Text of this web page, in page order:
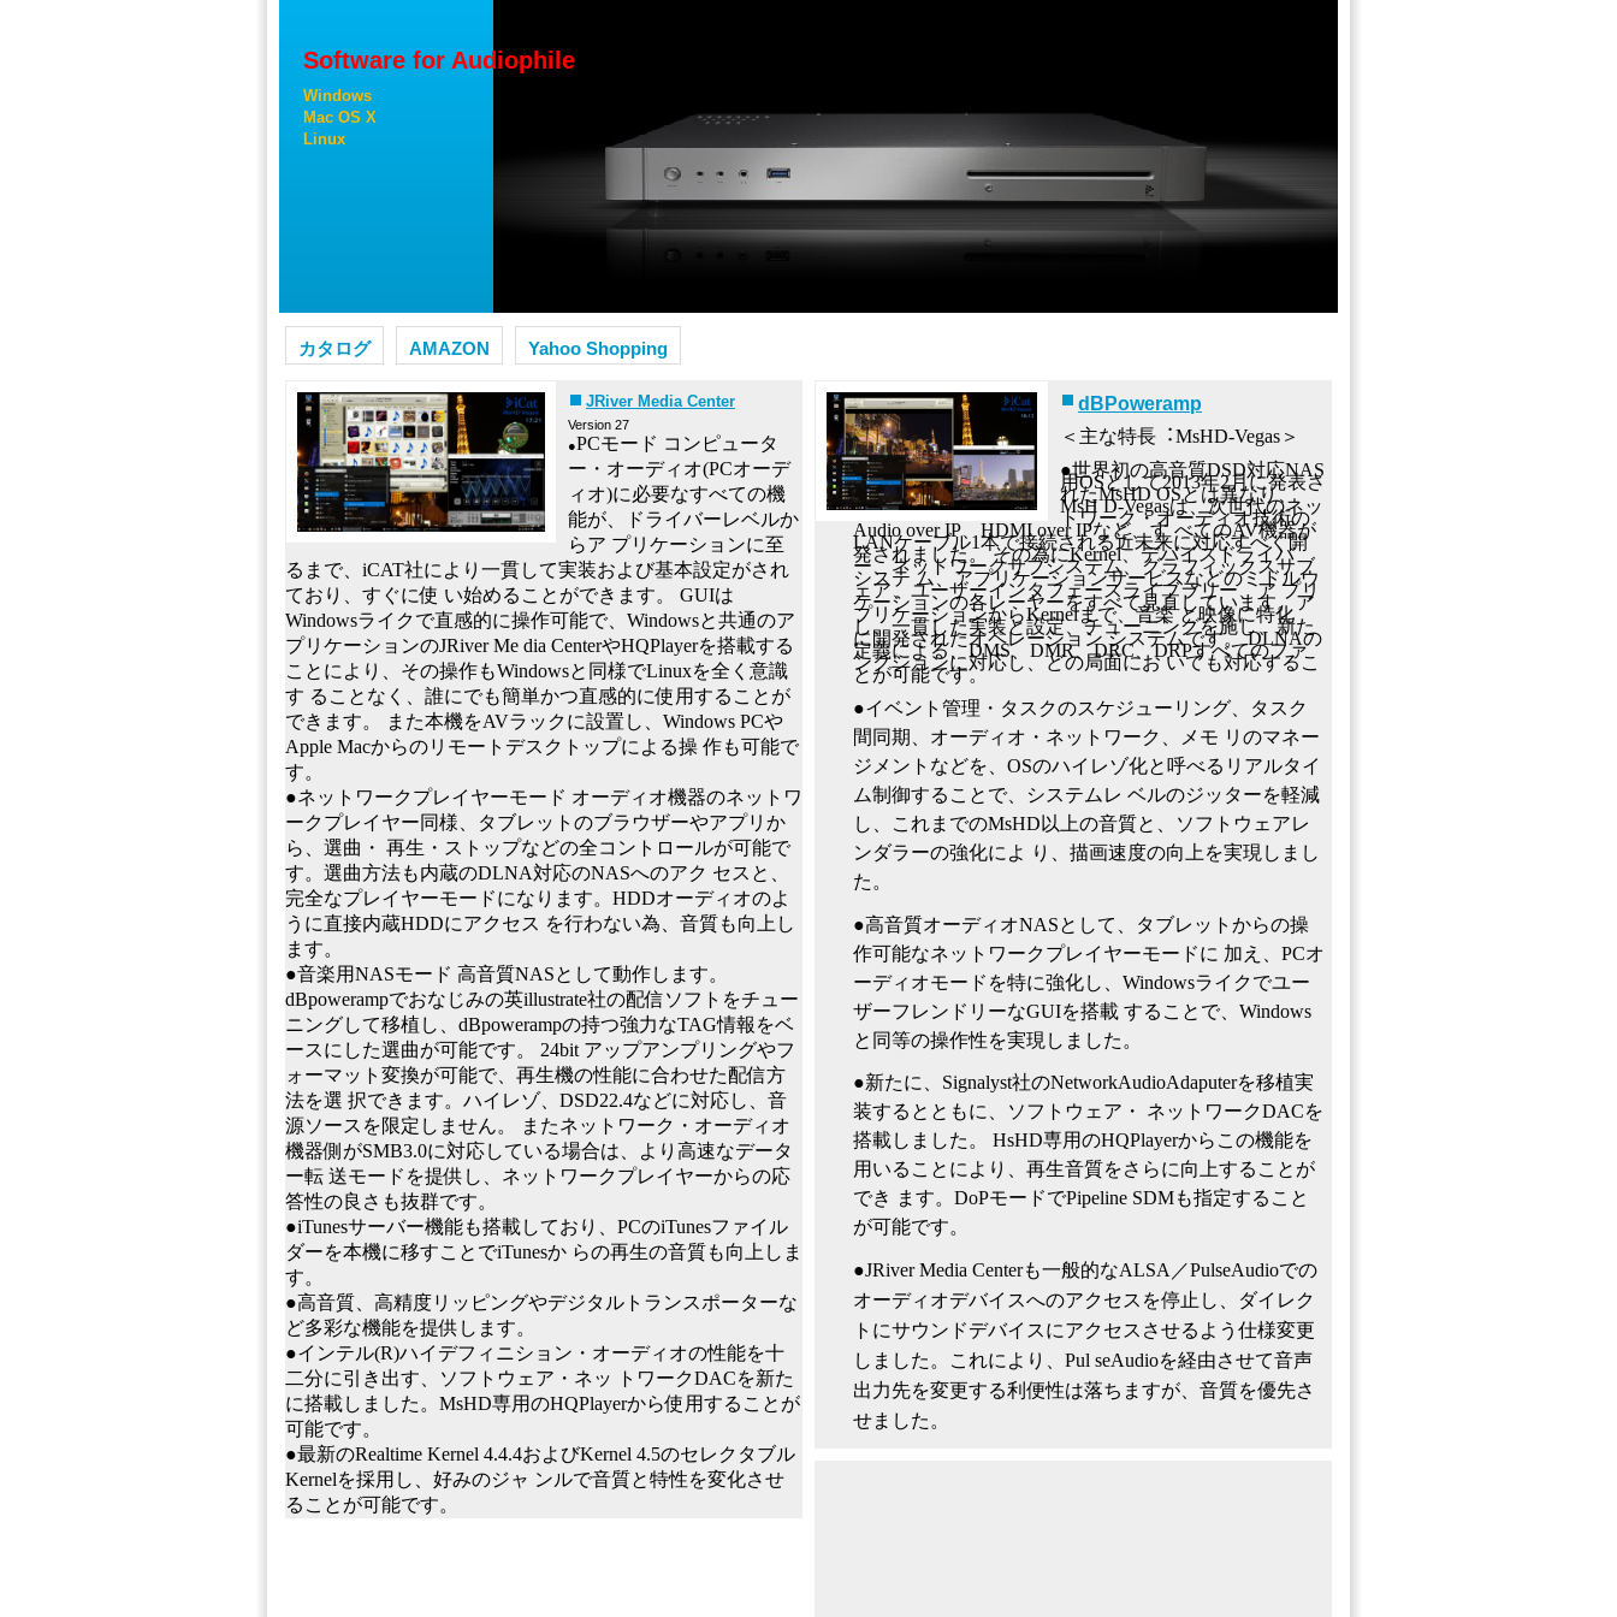
Software for Audiophile
Windows
Mac OS X
Linux
JRiver Media Center
Version 27
●PCモード コンピュータ
ー・オーディオ(PCオーデ
ィオ)に必要なすべての機
能が、ドライバーレベルか
らア プリケーションに⾄
るまで、iCAT社により⼀貫して実装および基本設定がされ
ており、すぐに使 い始めることができます。 GUIは
Windowsライクで直感的に操作可能で、Windowsと共通のア
プリケーションのJRiver Me dia CenterやHQPlayerを搭載する
ことにより、その操作もWindowsと同様でLinuxを全く意識
す ることなく、誰にでも簡単かつ直感的に使⽤することが
できます。 また本機をAVラックに設置し、Windows PCや
Apple Macからのリモートデスクトップによる操 作も可能で
す。
●ネットワークプレイヤーモード オーディオ機器のネットワ
ークプレイヤー同様、タブレットのブラウザーやアプリか
ら、選曲・ 再⽣・ストップなどの全コントロールが可能で
す。選曲⽅法も内蔵のDLNA対応のNASへのアク セスと、
完全なプレイヤーモードになります。HDDオーディオのよ
うに直接内蔵HDDにアクセス を⾏わない為、⾳質も向上し
ます。
●⾳楽⽤NASモード ⾼⾳質NASとして動作します。
dBpowerampでおなじみの英illustrate社の配信ソフトをチュー
ニングして移植し、dBpowerampの持つ強⼒なTAG情報をベ
ースにした選曲が可能です。 24bit アップアンプリングやフ
ォーマット変換が可能で、再⽣機の性能に合わせた配信⽅
法を選 択できます。ハイレゾ、DSD22.4などに対応し、⾳
源ソースを限定しません。 またネットワーク・オーディオ
機器側がSMB3.0に対応している場合は、より⾼速なデータ
ー転 送モードを提供し、ネットワークプレイヤーからの応
答性の良さも抜群です。
●iTunesサーバー機能も搭載しており、PCのiTunesファイル
ダーを本機に移すことでiTunesか らの再⽣の⾳質も向上しま
す。
●⾼⾳質、⾼精度リッピングやデジタルトランスポーターな
ど多彩な機能を提供します。
●インテル(R)ハイデフィニション・オーディオの性能を⼗
⼆分に引き出す、ソフトウェア・ネッ トワークDACを新た
に搭載しました。MsHD専⽤のHQPlayerから使⽤することが
可能です。
●最新のRealtime Kernel 4.4.4およびKernel 4.5のセレクタブル
Kernelを採⽤し、好みのジャ ンルで⾳質と特性を変化させ
ることが可能です。
dBPoweramp
＜主な特⻑︓MsHD-Vegas＞
●世界初の⾼⾳質DSD対応NAS
⽤OSとして2013年2⽉に発表さ
れたMsHD OSとは異なり、
MsH D-Vegasは、次世代のネッ
トワーク・オーディオ技術の
Audio over IP、HDMI over IPなど、す べてのAV機器が
LANケーブル1本で接続される近未来に対応すべく開
発されました。 その為にKernel、デバイスドライバ
ー、ネットワークサブシステム、グラフィックスサブ
システ ム、アプリケーションサービスなどのミドルウ
ェア、ユーザーインタフェースライブラリー、ア プリ
ケーションの各レーヤーをすべて⾒直しています。ア
プリケーションからKernelまで、⾳楽 と映像に特化
し、⼀貫した実装と設定、チューニングを施し、新た
に開発されたオペレーション システムです。 DLNAの
定義による、DMS、DMR、DRC、DRPすべてのファ
ンクションに対応し、どの局⾯にお いても対応するこ
とが可能です。
●イベント管理・タスクのスケジューリング、タスク
間同期、オーディオ・ネットワーク、メモ リのマネー
ジメントなどを、OSのハイレゾ化と呼べるリアルタイ
ム制御することで、システムレ ベルのジッターを軽減
し、これまでのMsHD以上の⾳質と、ソフトウェアレ
ンダラーの強化によ り、描画速度の向上を実現しまし
た。
●⾼⾳質オーディオNASとして、タブレットからの操
作可能なネットワークプレイヤーモードに 加え、PCオ
ーディオモードを特に強化し、Windowsライクでユー
ザーフレンドリーなGUIを搭載 することで、Windows
と同等の操作性を実現しました。
●新たに、Signalyst社のNetworkAudioAdaputerを移植実
装するとともに、ソフトウェア・ ネットワークDACを
搭載しました。 HsHD専⽤のHQPlayerからこの機能を
⽤いることにより、再⽣⾳質をさらに向上することが
でき ます。DoPモードでPipeline SDMも指定すること
が可能です。
●JRiver Media Centerも⼀般的なALSA／PulseAudioでの
オーディオデバイスへのアクセスを停⽌し、ダイレク
トにサウンドデバイスにアクセスさせるよう仕様変更
しました。これにより、Pul seAudioを経由させて⾳声
出⼒先を変更する利便性は落ちますが、⾳質を優先さ
せました。
カタログ AMAZON Yahoo Shopping